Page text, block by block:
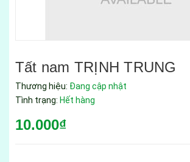
Tất nam TRỊNH TRUNG
Thương hiệu: Đang cập nhật
Tình trạng: Hết hàng
10.000₫